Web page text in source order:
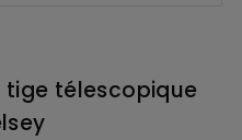
tige télescopique